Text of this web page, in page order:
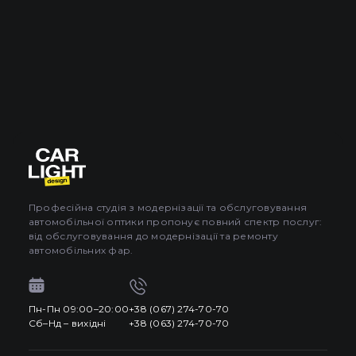
Професійна студія з модернізації та обслуговування
автомобільної оптики пропонує повний спектр послуг:
від обслуговування до модернізації та ремонту
автомобільних фар.
Пн-Пн 09:00–20:00
Сб–Нд – вихідні
+38 (067) 274-70-70
+38 (063) 274-70-70